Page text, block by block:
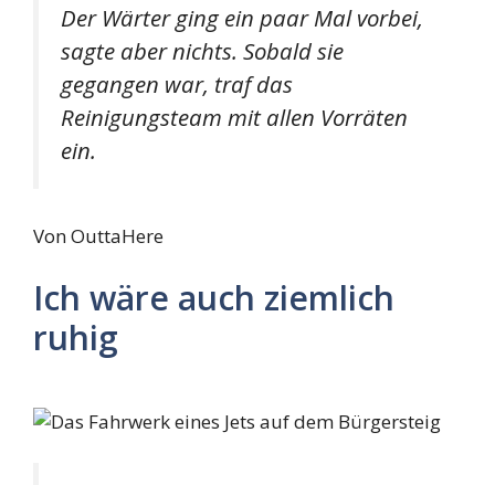
Der Wärter ging ein paar Mal vorbei,
sagte aber nichts. Sobald sie
gegangen war, traf das
Reinigungsteam mit allen Vorräten
ein.
Von OuttaHere
Ich wäre auch ziemlich
ruhig